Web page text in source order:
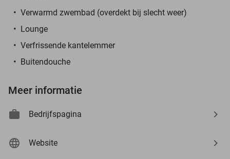
Verwarmd zwembad (overdekt bij slecht weer)
Lounge
Verfrissende kantelemmer
Buitendouche
Meer informatie
Bedrijfspagina
Website